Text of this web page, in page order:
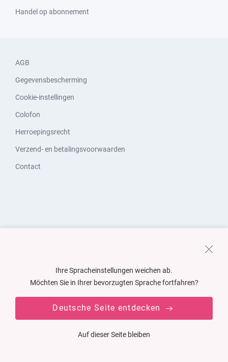
Handel op abonnement
AGB
Gegevensbescherming
Cookie-instellingen
Colofon
Herroepingsrecht
Verzend- en betalingsvoorwaarden
Contact
Ihre Spracheinstellungen weichen ab.
Möchten Sie in Ihrer bevorzugten Sprache fortfahren?
Deutsche Seite entdecken
Auf dieser Seite bleiben